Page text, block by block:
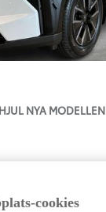
EXECUTIVE V-HJUL NYA MODELLEN
cookies